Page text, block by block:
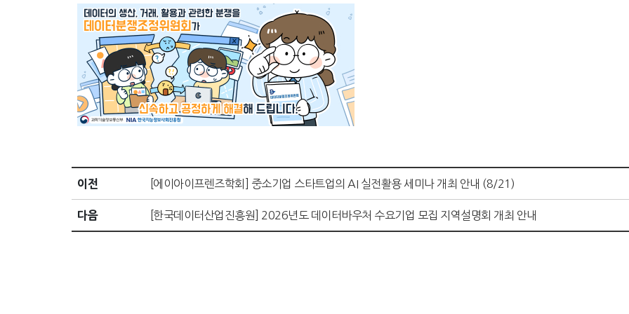
이전 [에이아이프렌즈학회] 중소기업 스타트업의 AI 실전활용 세미나 개최 안내 (8/21)
다음 [한국데이터산업진흥원] 2026년도 데이터바우처 수요기업 모집 지역설명회 개최 안내